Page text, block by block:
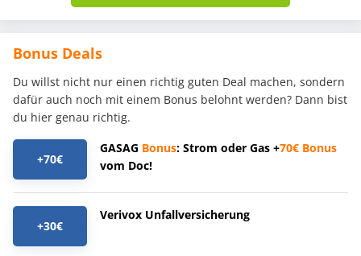
Bonus Deals
Du willst nicht nur einen richtig guten Deal machen, sondern
dafür auch noch mit einem Bonus belohnt werden? Dann bist
du hier genau richtig.
+70€
GASAG Bonus: Strom oder Gas +70€ Bonus
vom Doc!
+30€
Verivox Unfallversicherung